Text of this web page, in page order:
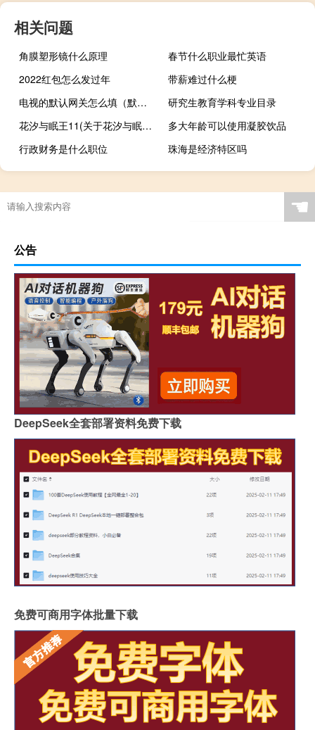
相关问题
角膜塑形镜什么原理
春节什么职业最忙英语
2022红包怎么发过年
带薪难过什么梗
电视的默认网关怎么填（默认网关怎么填）
研究生教育学科专业目录
花汐与眠王11(关于花汐与眠王11简述)
多大年龄可以使用凝胶饮品
行政财务是什么职位
珠海是经济特区吗
☚
公告
DeepSeek全套部署资料免费下载
免费可商用字体批量下载